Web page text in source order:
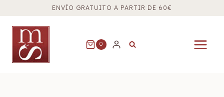
contenido
ENVÍO GRATUITO A PARTIR DE 60€
0